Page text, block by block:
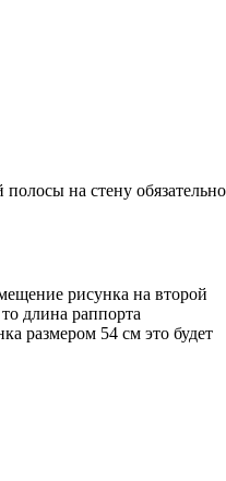
на стену
рисунка на второй
длина раппорта
размером 54 см это будет